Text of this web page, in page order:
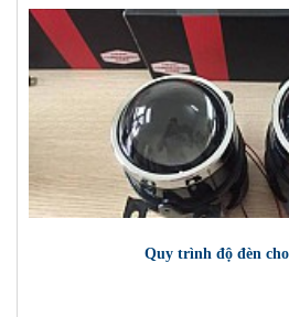
Quy trình độ đèn